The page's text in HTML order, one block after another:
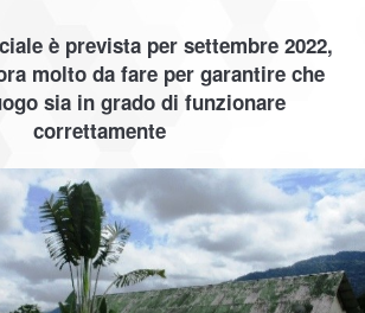
è prevista per settembre 2022,
molto da fare per garantire che
sia in grado di funzionare
correttamente